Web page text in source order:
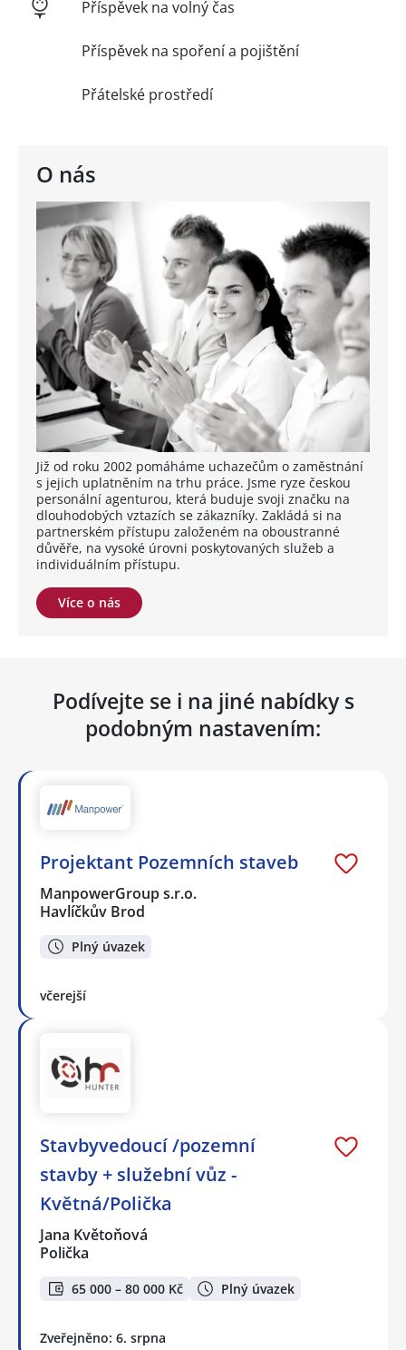
O nás
Již od roku 2002 pomáháme uchazečům o zaměstnání
s jejich uplatněním na trhu práce. Jsme ryze českou
personální agenturou, která buduje svoji značku na
dlouhodobých vztazích se zákazníky. Zakládá si na
partnerském přístupu založeném na oboustranné
důvěře, na vysoké úrovni poskytovaných služeb a
individuálním přístupu.
Více o nás
Příspěvek na volný čas
Příspěvek na spoření a pojištění
Přátelské prostředí
Podívejte se i na jiné nabídky s
podobným nastavením:
Projektant Pozemních staveb
ManpowerGroup s.r.o.
Havlíčkův Brod
Plný úvazek
včerejší
Stavbyvedoucí /pozemní
stavby + služební vůz -
Květná/Polička
Jana Květoňová
Polička
65 000 – 80 000 Kč Plný úvazek
Zveřejněno: 6. srpna